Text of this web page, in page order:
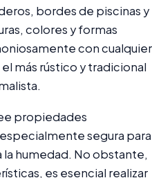
bordes de piscinas y
colores y formas
con cualquier
más rústico y tradicional
propiedades
segura para
humedad. No obstante,
es esencial realizar